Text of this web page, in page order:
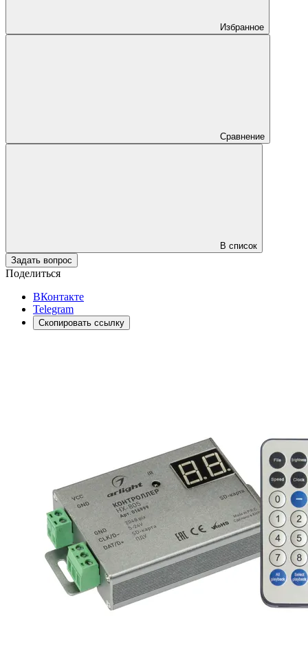
Избранное
Сравнение
В список
Задать вопрос
Поделиться
ВКонтакте
Telegram
Скопировать ссылку